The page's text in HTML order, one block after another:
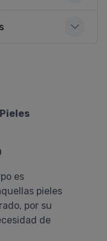
es
pieles
por su
de